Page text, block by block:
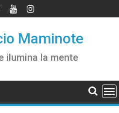
Maminote
ilumina la mente